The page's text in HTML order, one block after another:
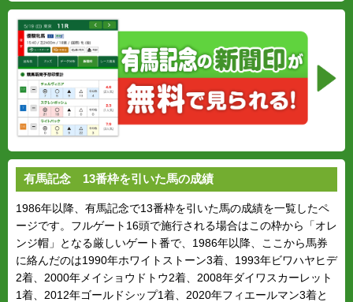
有馬記念 13番枠を引いた馬の成績
1986年以降、有馬記念で13番枠を引いた馬の成績を一覧したペ
ージです。フルゲート16頭で施行される場合はこの枠から「オレ
ンジ帽」となる厳しいゲート番で、1986年以降、ここから馬券
に絡んだのは1990年ホワイトストーン3着、1993年ビワハヤヒデ
2着、2000年メイショウドトウ2着、2008年ダイワスカーレット
1着、2012年ゴールドシップ1着、2020年フィエールマン3着と